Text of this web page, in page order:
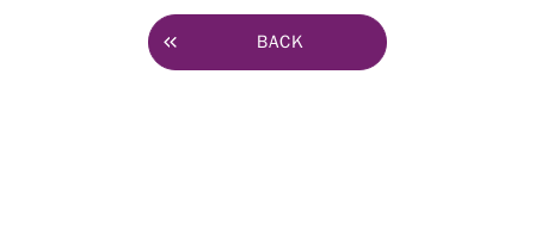
BACK